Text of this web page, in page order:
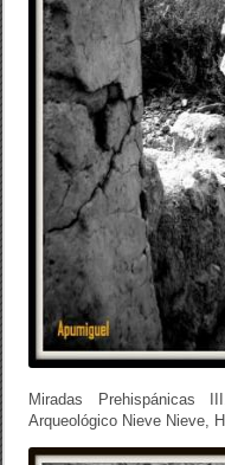
Miradas Prehispánicas
Arqueológico Nieve Nieve,